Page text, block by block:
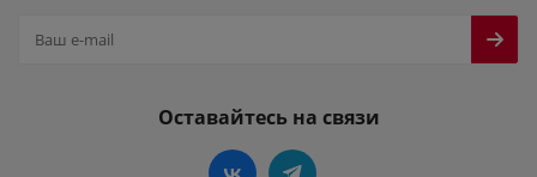
Оставайтесь на связи